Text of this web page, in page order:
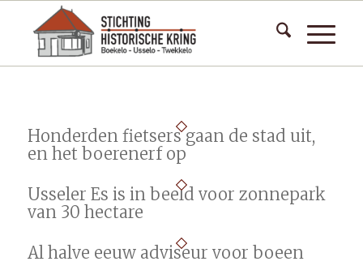
Honderden fietsers gaan de stad uit,
en het boerenerf op
Usseler Es is in beeld voor zonnepark
van 30 hectare
Al halve eeuw adviseur voor boeen